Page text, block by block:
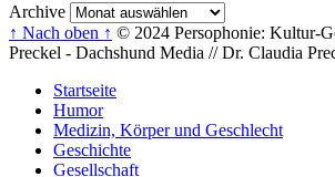
Archive
↑ Nach oben ↑ © 2024 Persophonie: Kultur-
Preckel - Dachshund Media // Dr. Claudia
Startseite
Humor
Medizin, Körper und Geschlecht
Geschichte
Gesellschaft